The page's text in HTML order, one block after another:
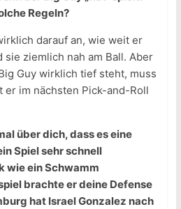
Regeln?
darauf an, wie weit er
ziemlich nah am Ball. Aber
Guy wirklich tief steht, muss
er im nächsten Pick-and-Roll
über dich, dass es eine
Spiel sehr schnell
wie ein Schwamm
brachte er deine Defense
hat Israel Gonzalez nach